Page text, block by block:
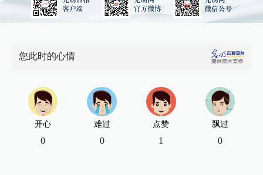
您此时的心情
开心
0
难过
0
点赞
1
飘过
0